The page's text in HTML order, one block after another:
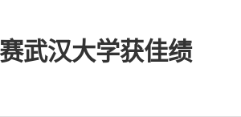
武汉大学获佳绩